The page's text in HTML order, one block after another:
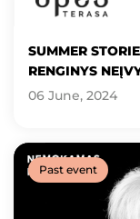
SUMMER
RENGINYS
06 June, 2024
Past event